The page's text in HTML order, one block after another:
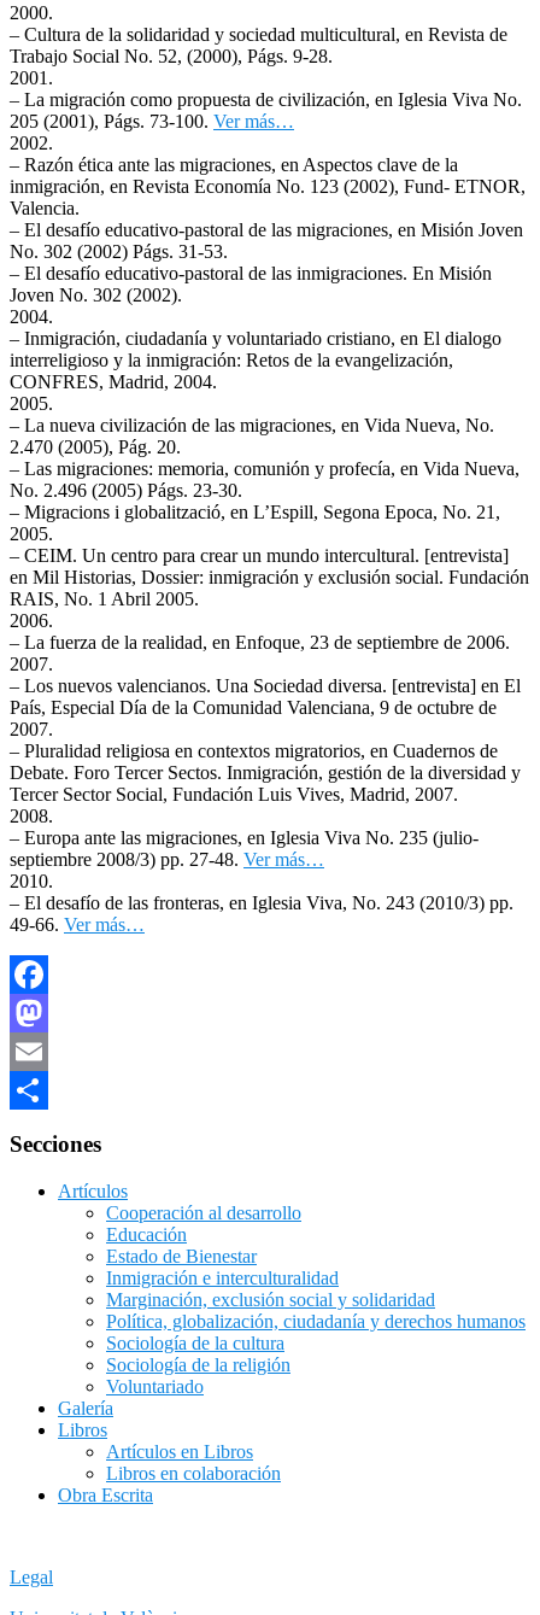
2000.
– Cultura de la solidaridad y sociedad multicultural, en Revista de
Trabajo Social No. 52, (2000), Págs. 9-28.
2001.
– La migración como propuesta de civilización, en Iglesia Viva No.
205 (2001), Págs. 73-100. Ver más…
2002.
– Razón ética ante las migraciones, en Aspectos clave de la
inmigración, en Revista Economía No. 123 (2002), Fund- ETNOR,
Valencia.
– El desafío educativo-pastoral de las migraciones, en Misión Joven
No. 302 (2002) Págs. 31-53.
– El desafío educativo-pastoral de las inmigraciones. En Misión
Joven No. 302 (2002).
2004.
– Inmigración, ciudadanía y voluntariado cristiano, en El dialogo
interreligioso y la inmigración: Retos de la evangelización,
CONFRES, Madrid, 2004.
2005.
– La nueva civilización de las migraciones, en Vida Nueva, No.
2.470 (2005), Pág. 20.
– Las migraciones: memoria, comunión y profecía, en Vida Nueva,
No. 2.496 (2005) Págs. 23-30.
– Migracions i globalització, en L’Espill, Segona Epoca, No. 21,
2005.
– CEIM. Un centro para crear un mundo intercultural. [entrevista]
en Mil Historias, Dossier: inmigración y exclusión social. Fundación
RAIS, No. 1 Abril 2005.
2006.
– La fuerza de la realidad, en Enfoque, 23 de septiembre de 2006.
2007.
– Los nuevos valencianos. Una Sociedad diversa. [entrevista] en El
País, Especial Día de la Comunidad Valenciana, 9 de octubre de
2007.
– Pluralidad religiosa en contextos migratorios, en Cuadernos de
Debate. Foro Tercer Sectos. Inmigración, gestión de la diversidad y
Tercer Sector Social, Fundación Luis Vives, Madrid, 2007.
2008.
– Europa ante las migraciones, en Iglesia Viva No. 235 (julio-
septiembre 2008/3) pp. 27-48. Ver más…
2010.
– El desafío de las fronteras, en Iglesia Viva, No. 243 (2010/3) pp.
49-66. Ver más…
Facebook
Mastodon
Email
Secciones
Artículos
Cooperación al desarrollo
Educación
Estado de Bienestar
Inmigración e interculturalidad
Marginación, exclusión social y solidaridad
Política, globalización, ciudadanía y derechos humanos
Sociología de la cultura
Sociología de la religión
Voluntariado
Galería
Libros
Artículos en Libros
Libros en colaboración
Obra Escrita
Legal